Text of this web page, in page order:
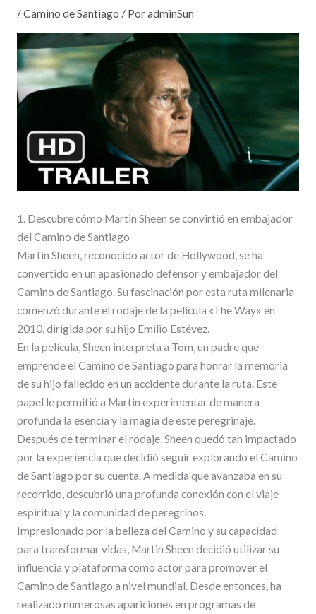
/Camino de Santiago / PoradminSun
1. Descubre cómo Martin Sheen se convirtió en embajador
del Camino de Santiago
Martin Sheen, reconocido actor de Hollywood, se ha
convertido en un apasionado defensor y embajador del
Camino de Santiago. Su fascinación por esta ruta milenaria
comenzó durante el rodaje de la película «The Way» en
2010, dirigida por su hijo Emilio Estévez.
En la película, Sheen interpreta a Tom, un padre que
emprende el Camino de Santiago para honrar la memoria
de su hijo fallecido en un accidente durante la ruta. Este
papel le permitió a Martin experimentar de manera
profunda la esencia y la magia de este peregrinaje.
Después de terminar el rodaje, Sheen quedó tan impactado
por la experiencia que decidió seguir explorando el Camino
de Santiago por su cuenta. A medida que avanzaba en su
recorrido, descubrió una profunda conexión con el viaje
espiritual y la comunidad de peregrinos.
Impresionado por la belleza del Camino y su capacidad
para transformar vidas, Martin Sheen decidió utilizar su
influencia y plataforma como actor para promover el
Camino de Santiago a nivel mundial. Desde entonces, ha
realizado numerosas apariciones en programas de